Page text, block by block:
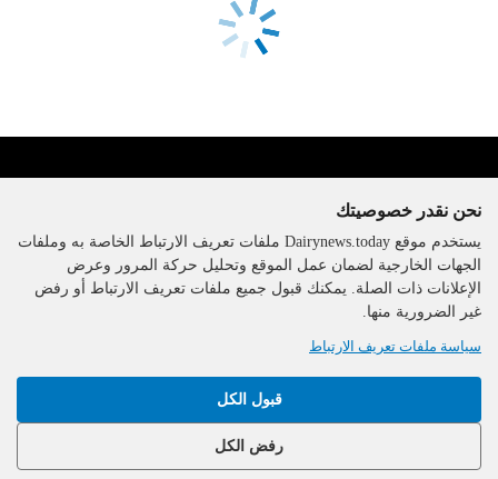
The DairyNews, جميع الحقوق
محفوظة، 2000-2026
نحن نقدر خصوصيتك
يستخدم موقع Dairynews.today ملفات تعريف الارتباط الخاصة به وملفات
الجهات الخارجية لضمان عمل الموقع وتحليل حركة المرور وعرض
الإعلانات ذات الصلة. يمكنك قبول جميع ملفات تعريف الارتباط أو رفض
غير الضرورية منها.
سياسة ملفات تعريف الارتباط
قبول الكل
رفض الكل